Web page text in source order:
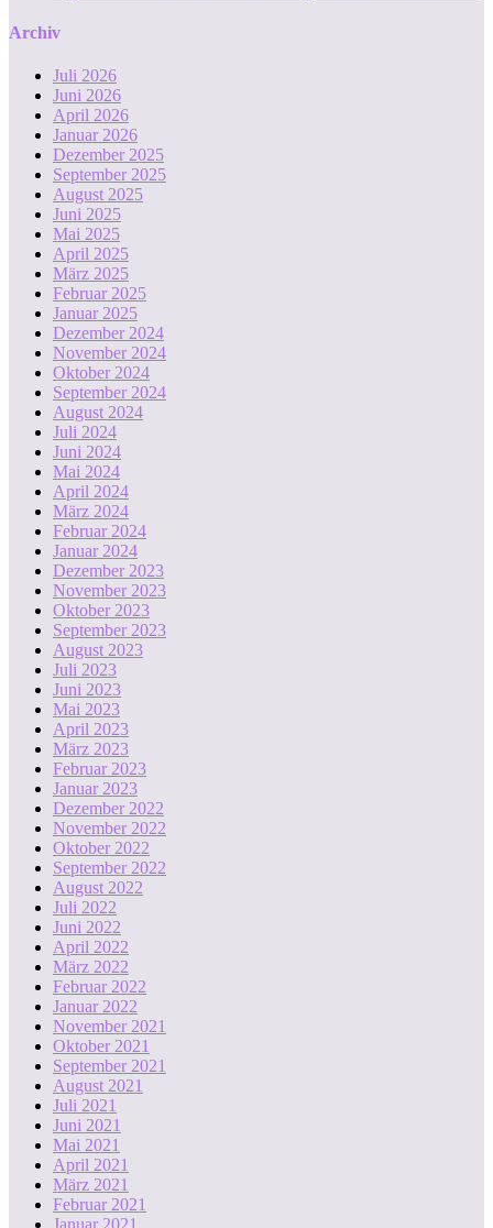
Archiv
Juli 2026
Juni 2026
April 2026
Januar 2026
Dezember 2025
September 2025
August 2025
Juni 2025
Mai 2025
April 2025
März 2025
Februar 2025
Januar 2025
Dezember 2024
November 2024
Oktober 2024
September 2024
August 2024
Juli 2024
Juni 2024
Mai 2024
April 2024
März 2024
Februar 2024
Januar 2024
Dezember 2023
November 2023
Oktober 2023
September 2023
August 2023
Juli 2023
Juni 2023
Mai 2023
April 2023
März 2023
Februar 2023
Januar 2023
Dezember 2022
November 2022
Oktober 2022
September 2022
August 2022
Juli 2022
Juni 2022
April 2022
März 2022
Februar 2022
Januar 2022
November 2021
Oktober 2021
September 2021
August 2021
Juli 2021
Juni 2021
Mai 2021
April 2021
März 2021
Februar 2021